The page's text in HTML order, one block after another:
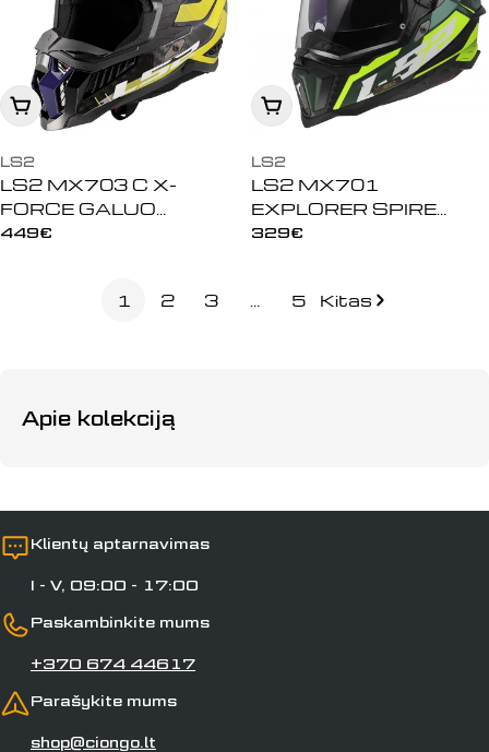
Peržiūrėti
LS2
LS2 MX703 C X-
FORCE GALUO
ŠALMAS - Grey H-V
Įprasta
449€
Peržiūrėti
LS2
LS2 MX701
EXPLORER SPIRE
ŠALMAS - Matt Green
Įprasta
329€
1 2 3 … 5 Kitas
Apie kolekciją
Klientų aptarnavimas
I - V, 09:00 - 17:00
Paskambinkite mums
+370 674 44617
Parašykite mums
shop@ciongo.lt